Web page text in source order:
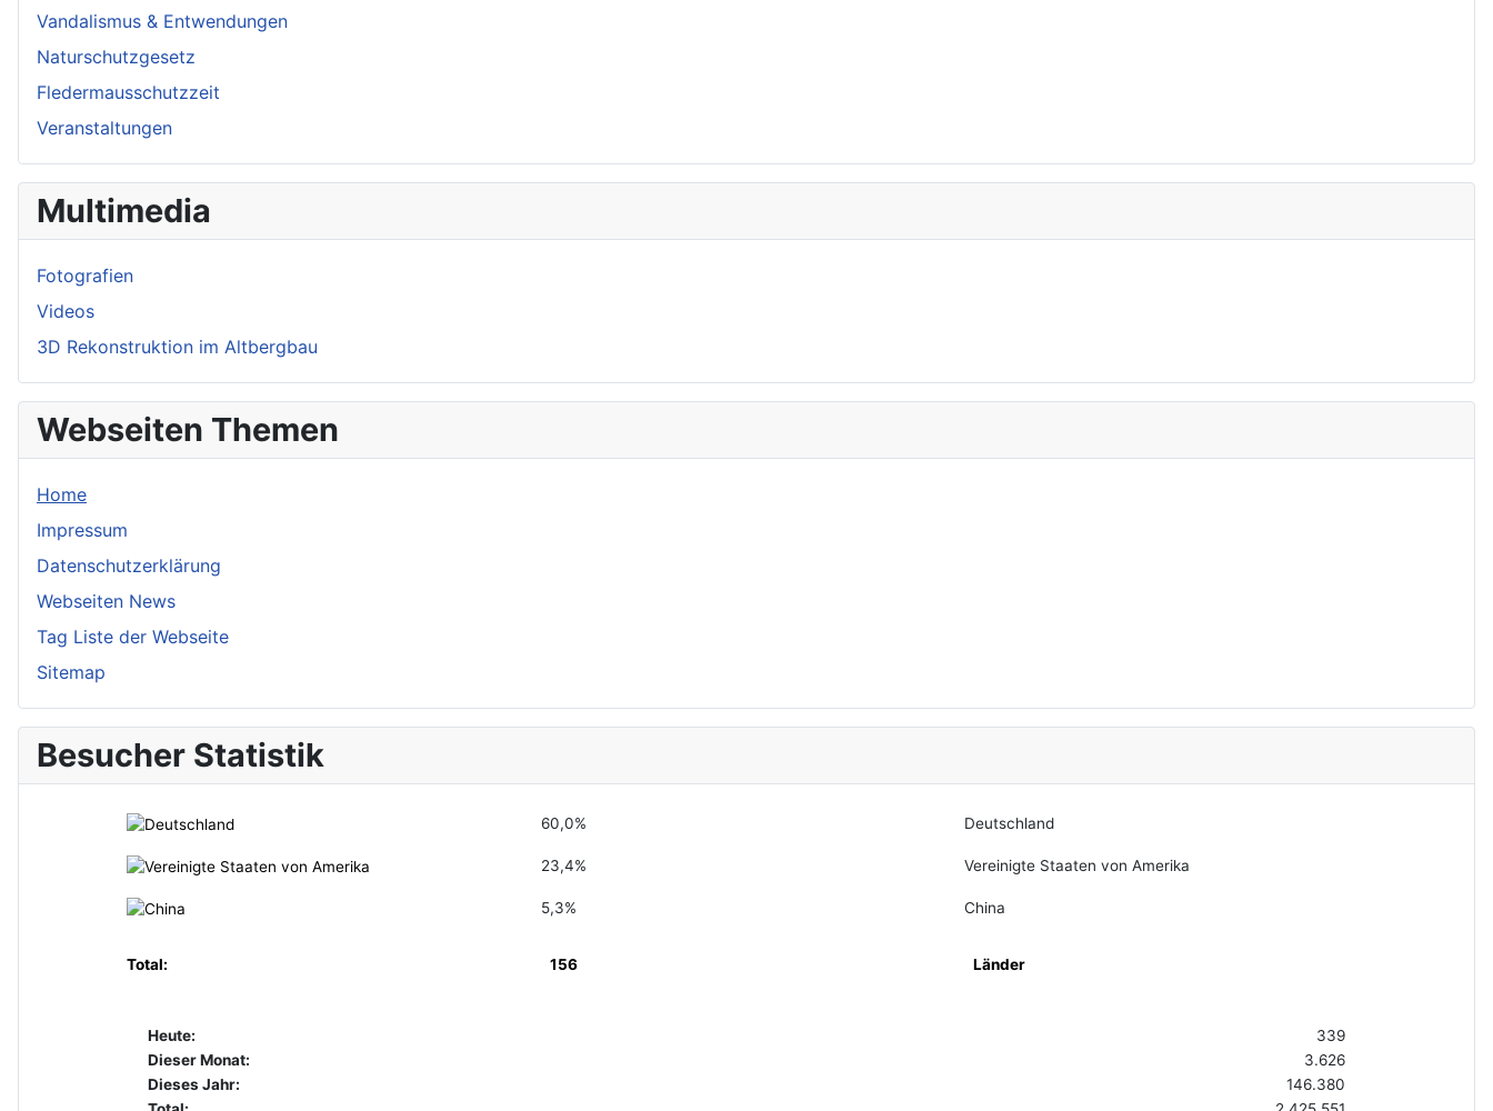
Vandalismus & Entwendungen
Naturschutzgesetz
Fledermausschutzzeit
Veranstaltungen
Multimedia
Fotografien
Videos
3D Rekonstruktion im Altbergbau
Webseiten Themen
Home
Impressum
Datenschutzerklärung
Webseiten News
Tag Liste der Webseite
Sitemap
Besucher Statistik
60,0% Deutschland
23,4% Vereinigte Staaten von Amerika
5,3% China
Total: 156 Länder
Heute:
339
Dieser Monat:
3.626
Dieses Jahr:
146.380